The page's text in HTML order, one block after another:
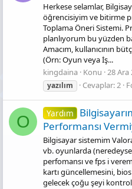
Herkese selamlar,
öğrencisiyim ve bitirme
Toplama Öneri Sistemi.
planlıyorum bu yüzden
Amacım, kullanıcının
(Örn: Oyun veya İş...
kingdaina Konu 28 Ara
yazılım
Cevaplar: 2
O Yardım
Performansı
Bilgisayar sistemim
vb. oyunlarda
perfomansı ve fps i
kartı güncellemesini,
gelecek çoğu şeyi